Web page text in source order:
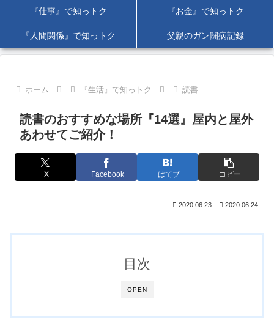
『仕事』で知っトク 『お金』で知っトク
『人間関係』で知っトク 父親のガン闘病記録
ホーム 『生活』で知っトク 読書
読書のおすすめな場所『14選』屋内と屋外
あわせてご紹介！
X Facebook はてブ コピー
2020.06.23 2020.06.24
OPEN
目次